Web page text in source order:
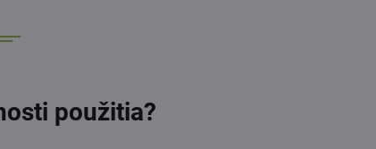
použitia?